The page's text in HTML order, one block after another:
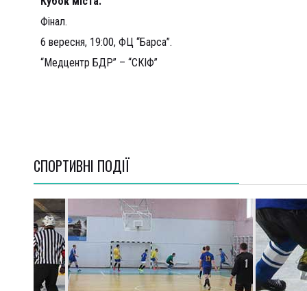
Фінал.
6 вересня, 19:00, ФЦ “Барса”.
“Медцентр БДР” – “СКІФ”
СПОРТИВНI ПОДІЇ